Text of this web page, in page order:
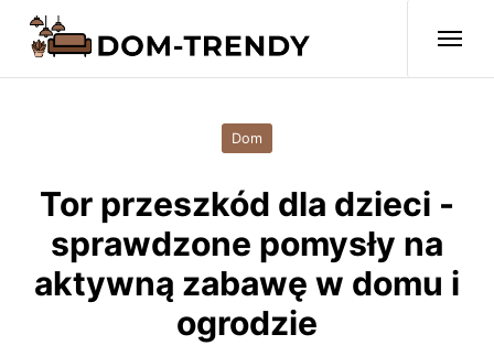
Dom
Tor przeszkód dla dzieci -
sprawdzone pomysły na
aktywną zabawę w domu i
ogrodzie